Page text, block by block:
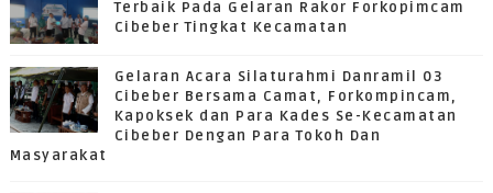
Terbaik Pada Gelaran Rakor Forkopimcam
Cibeber Tingkat Kecamatan
Gelaran Acara Silaturahmi Danramil 03
Cibeber Bersama Camat, Forkompincam,
Kapoksek dan Para Kades Se-Kecamatan
Cibeber Dengan Para Tokoh Dan
Masyarakat